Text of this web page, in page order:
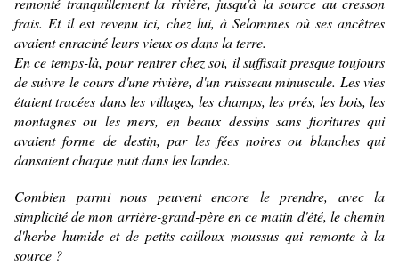
frais. Et il est revenu ici, chez lui, à Selommes où ses ancêtres
avaient enraciné leurs vieux os dans la terre.
En ce temps-là, pour rentrer chez soi, il suffisait presque toujours
de suivre le cours d'une rivière, d'un ruisseau minuscule. Les vies
étaient tracées dans les villages, les champs, les prés, les bois, les
montagnes ou les mers, en beaux dessins sans fioritures qui
avaient forme de destin, par les fées noires ou blanches qui
dansaient chaque nuit dans les landes.
Combien parmi nous peuvent encore le prendre, avec la
simplicité de mon arrière-grand-père en ce matin d'été, le chemin
d'herbe humide et de petits cailloux moussus qui remonte à la
source ?